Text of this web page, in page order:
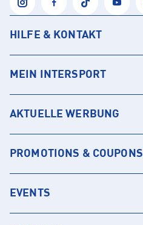
HILFE & KONTAKT
MEIN INTERSPORT
AKTUELLE WERBUNG
PROMOTIONS & COUPONS
EVENTS